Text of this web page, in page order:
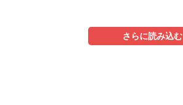
さらに読み込む